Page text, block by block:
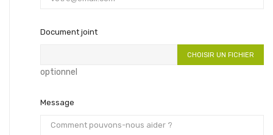
Document joint
CHOISIR UN FICHIER
optionnel
Message